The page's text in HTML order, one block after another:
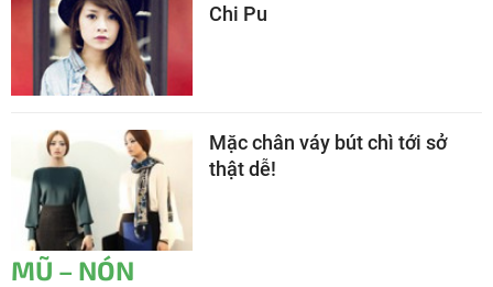
Chi Pu
Mặc chân váy bút chì tới sở
thật dễ!
MŨ – NÓN